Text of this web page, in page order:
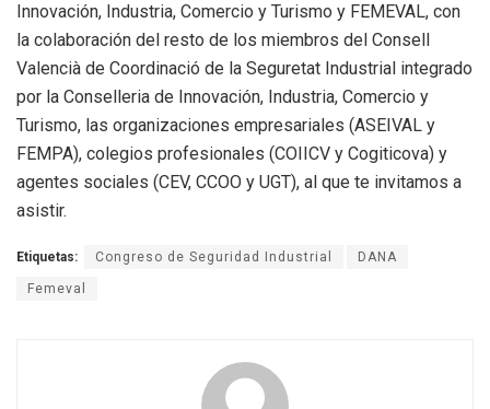
Innovación, Industria, Comercio y Turismo y FEMEVAL, con
la colaboración del resto de los miembros del Consell
Valencià de Coordinació de la Seguretat Industrial integrado
por la Conselleria de Innovación, Industria, Comercio y
Turismo, las organizaciones empresariales (ASEIVAL y
FEMPA), colegios profesionales (COIICV y Cogiticova) y
agentes sociales (CEV, CCOO y UGT), al que te invitamos a
asistir.
Etiquetas: Congreso de Seguridad Industrial DANA
Femeval